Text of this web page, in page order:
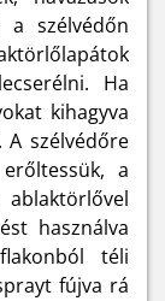
a szélvédőn
Ha
kihagyva
szélvédőre
a
használva
téli
fújva rá